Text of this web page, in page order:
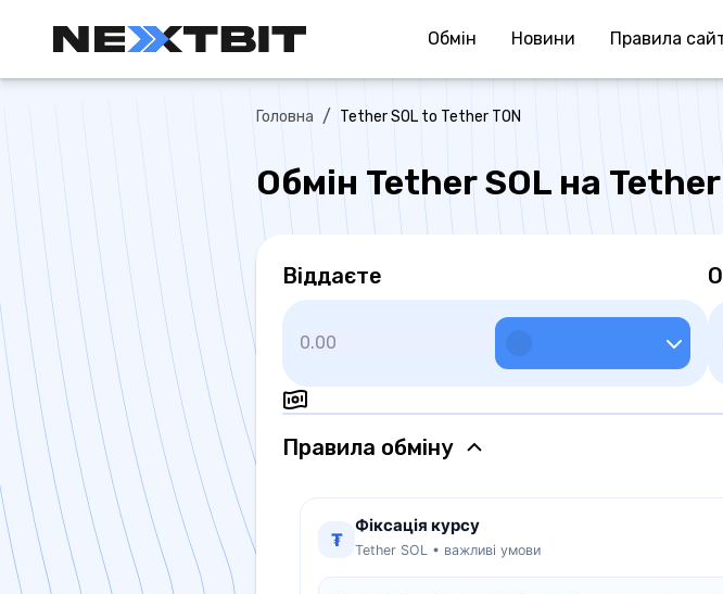
Обмiн Новини Правила
Головна / Tether SOL to Tether TON
Обмін Tether SOL на Tether
Віддаєте
Правила обмiну
₮
Фіксація курсу
Tether SOL • важливі умови